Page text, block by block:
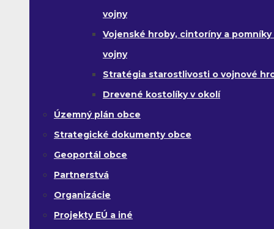
vojny
Vojenské hroby, cintoríny a pomníky
vojny
Stratégia starostlivosti o vojnové
Drevené kostolíky v okolí
Územný plán obce
Strategické dokumenty obce
Geoportál obce
Partnerstvá
Organizácie
Projekty EÚ a iné